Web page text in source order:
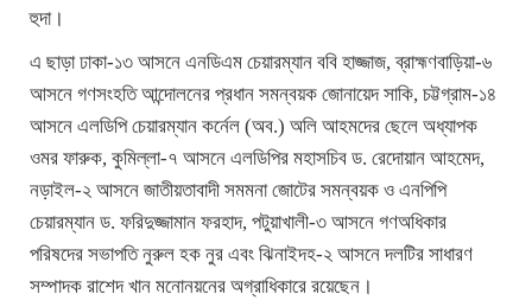
হুদা।
এ ছাড়া ঢাকা-১৩ আসনে এনডিএম চেয়ারম্যান ববি হাজ্জাজ, ব্রাহ্মণবাড়িয়া-৬
আসনে গণসংহতি আন্দোলনের প্রধান সমন্বয়ক জোনায়েদ সাকি, চট্টগ্রাম-১৪
আসনে এলডিপি চেয়ারম্যান কর্নেল (অব.) অলি আহমদের ছেলে অধ্যাপক
ওমর ফারুক, কুমিল্লা-৭ আসনে এলডিপির মহাসচিব ড. রেদোয়ান আহমেদ,
নড়াইল-২ আসনে জাতীয়তাবাদী সমমনা জোটের সমন্বয়ক ও এনপিপি
চেয়ারম্যান ড. ফরিদুজ্জামান ফরহাদ, পটুয়াখালী-৩ আসনে গণঅধিকার
পরিষদের সভাপতি নুরুল হক নুর এবং ঝিনাইদহ-২ আসনে দলটির সাধারণ
সম্পাদক রাশেদ খান মনোনয়নের অগ্রাধিকারে রয়েছেন।